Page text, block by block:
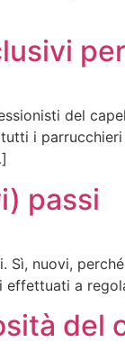
del
i
passi
nuovi,
a
del